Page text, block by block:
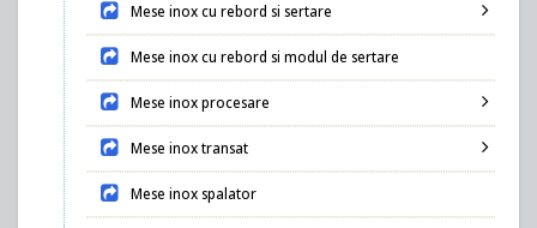
Mese inox cu rebord si sertare
Mese inox cu rebord si modul de sertare
Mese inox procesare
Mese inox transat
Mese inox spalator